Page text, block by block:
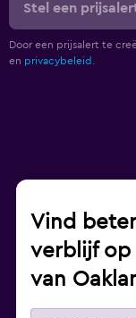
Stel een
Door een prijsalert te
en privacybeleid.
Vind
verblijf op
van